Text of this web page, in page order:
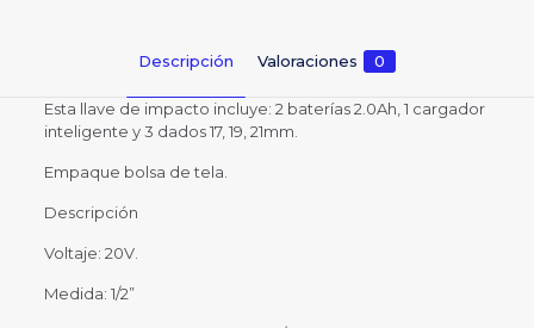
Descripción Valoraciones 0
Esta llave de impacto incluye: 2 baterías 2.0Ah, 1 cargador
inteligente y 3 dados 17, 19, 21mm.
Empaque bolsa de tela.
Descripción
Voltaje: 20V.
Medida: 1/2”